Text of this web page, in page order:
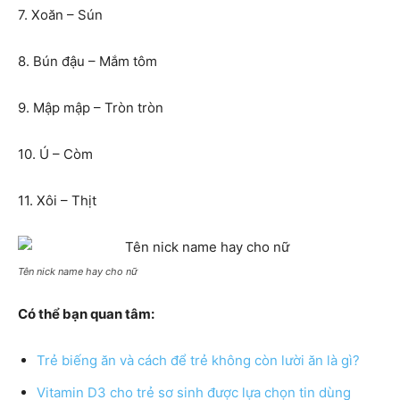
7. Xoăn – Sún
8. Bún đậu – Mắm tôm
9. Mập mập – Tròn tròn
10. Ú – Còm
11. Xôi – Thịt
Tên nick name hay cho nữ
Có thể bạn quan tâm:
Trẻ biếng ăn và cách để trẻ không còn lười ăn là gì?
Vitamin D3 cho trẻ sơ sinh được lựa chọn tin dùng